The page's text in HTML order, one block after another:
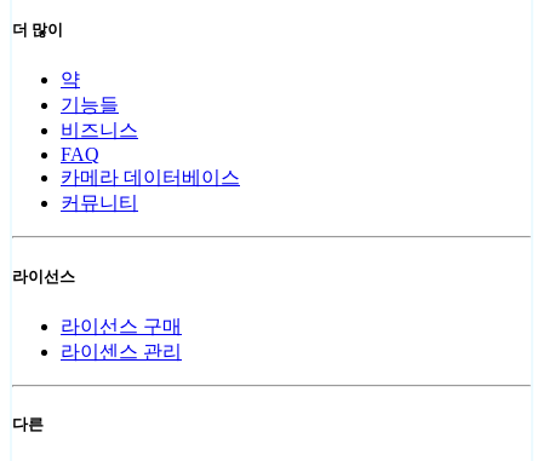
더 많이
약
기능들
비즈니스
FAQ
카메라 데이터베이스
커뮤니티
라이선스
라이선스 구매
라이센스 관리
다른